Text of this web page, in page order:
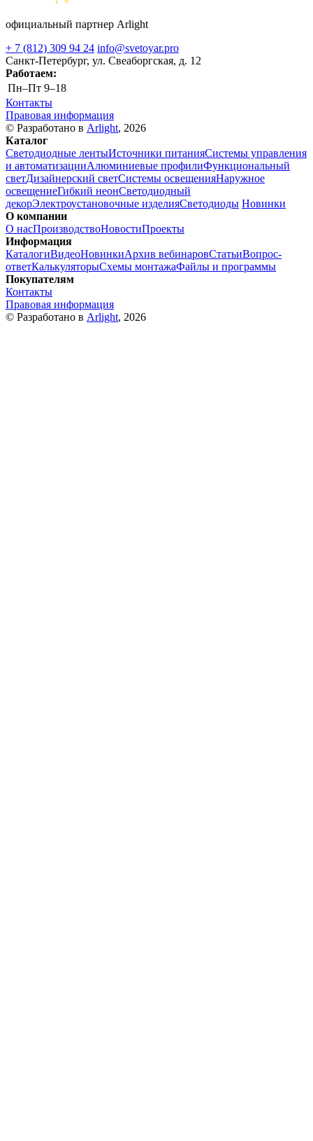
официальный партнер Arlight
+ 7 (812) 309 94 24 info@svetoyar.pro
Санкт-Петербург, ул. Свеаборгская, д. 12
Работаем:
Пн–Пт 9–18
Контакты
Правовая информация
© Разработано в Arlight, 2026
Каталог
Светодиодные лентыИсточники питанияСистемы управления
и автоматизацииАлюминиевые профилиФункциональный
светДизайнерский светСистемы освещенияНаружное
освещениеГибкий неонСветодиодный
декорЭлектроустановочные изделияСветодиоды Новинки
О компании
О насПроизводствоНовостиПроекты
Информация
КаталогиВидеоНовинкиАрхив вебинаровСтатьиВопрос-
ответКалькуляторыСхемы монтажаФайлы и программы
Покупателям
Контакты
Правовая информация
© Разработано в Arlight, 2026